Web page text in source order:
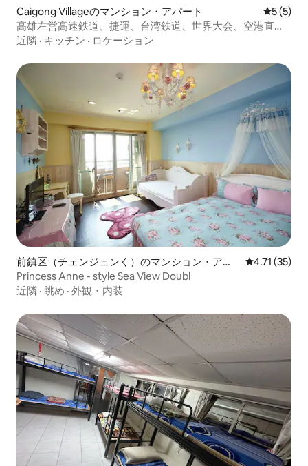
Caigong Villageのマンション・アパート レビュー
5 (5)
高雄左営高速鉄道、捷運、台湾鉄道、世界大会、空港直
通/4人部屋/2
近隣 · キッチン · ロケーション
前鎮区（チェンジェンく）のマンション・アパ
ート
レビュー35
4.71 (35)
Princess Anne - style Sea View Doubl
近隣 · 眺め · 外観・内装